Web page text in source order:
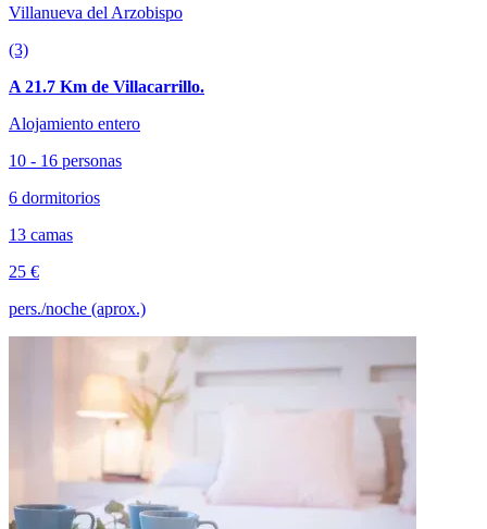
Villanueva del Arzobispo
(3)
A 21.7 Km de Villacarrillo.
Alojamiento entero
10 - 16 personas
6 dormitorios
13 camas
25 €
pers./noche (aprox.)